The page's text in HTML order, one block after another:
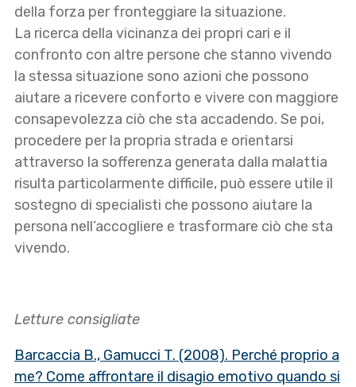
della forza per fronteggiare la situazione.
La ricerca della vicinanza dei propri cari e il
confronto con altre persone che stanno vivendo
la stessa situazione sono azioni che possono
aiutare a ricevere conforto e vivere con maggiore
consapevolezza ciò che sta accadendo. Se poi,
procedere per la propria strada e orientarsi
attraverso la sofferenza generata dalla malattia
risulta particolarmente difficile, può essere utile il
sostegno di specialisti che possono aiutare la
persona nell’accogliere e trasformare ciò che sta
vivendo.
Letture consigliate
Barcaccia B., Gamucci T. (2008). Perché proprio a
me? Come affrontare il disagio emotivo quando si